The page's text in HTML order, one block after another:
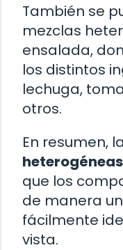
También se
mezclas
ensalada,
los distintos
lechuga,
otros.
En resumen,
heterogéneas
que los
de manera
fácilmente
vista.